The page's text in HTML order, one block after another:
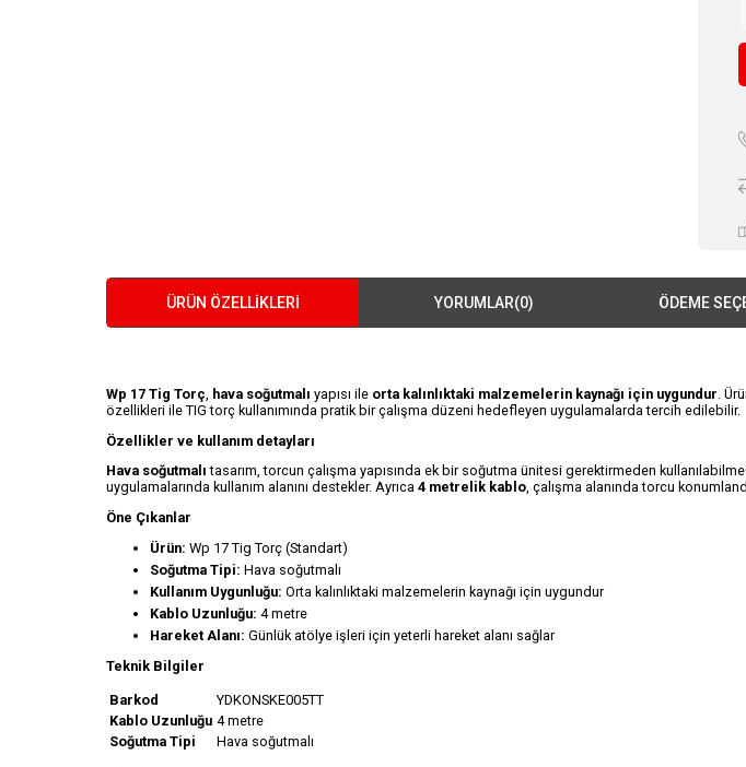
ÜRÜN ÖZELLIKLERI YORUMLAR(0) ÖDEME
Wp 17 Tig Torç hava soğutmalı yapısı ile orta kalınlıktaki malzemelerin kaynağı için uygundur .
özellikleri ile TIG torç kullanımında pratik bir çalışma düzeni hedefleyen uygulamalarda tercih edilebilir.
Özellikler ve kullanım detayları
Hava soğutmalı tasarım, torcun çalışma yapısında ek bir soğutma ünitesi gerektirmeden
uygulamalarında kullanım alanını destekler. Ayrıca 4 metrelik kablo, çalışma alanında torcu
Öne Çıkanlar
Ürün: Wp 17 Tig Torç (Standart)
Soğutma Tipi: Hava soğutmalı
Kullanım Uygunluğu: Orta kalınlıktaki malzemelerin kaynağı için uygundur
Kablo Uzunluğu: 4 metre
Hareket Alanı: Günlük atölye işleri için yeterli hareket alanı sağlar
Teknik Bilgiler
Barkod
YDKONSKE005TT
Kablo Uzunluğu 4 metre
Soğutma Tipi
Hava soğutmalı